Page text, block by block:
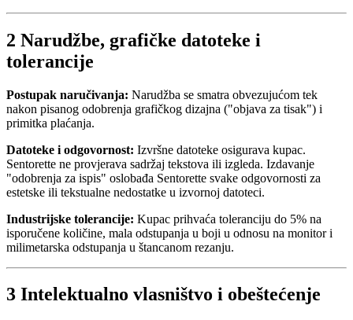
2 Narudžbe, grafičke datoteke i
tolerancije
Postupak naručivanja: Narudžba se smatra obvezujućom tek
nakon pisanog odobrenja grafičkog dizajna ("objava za tisak") i
primitka plaćanja.
Datoteke i odgovornost: Izvršne datoteke osigurava kupac.
Sentorette ne provjerava sadržaj tekstova ili izgleda. Izdavanje
"odobrenja za ispis" oslobađa Sentorette svake odgovornosti za
estetske ili tekstualne nedostatke u izvornoj datoteci.
Industrijske tolerancije: Kupac prihvaća toleranciju do 5% na
isporučene količine, mala odstupanja u boji u odnosu na monitor i
milimetarska odstupanja u štancanom rezanju.
3 Intelektualno vlasništvo i obeštećenje